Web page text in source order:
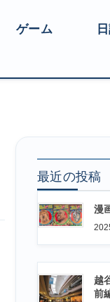
ゲーム
最近の投稿
漫
越
前